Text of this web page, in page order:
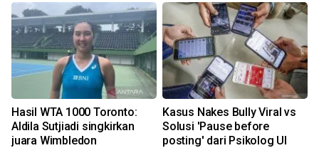
Hasil WTA 1000 Toronto:
Aldila Sutjiadi singkirkan
juara Wimbledon
Kasus Nakes Bully Viral vs
Solusi 'Pause before
posting' dari Psikolog UI